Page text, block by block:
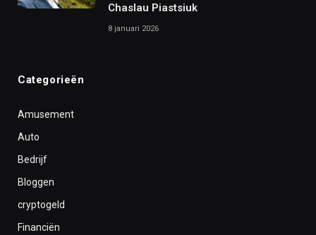
Chaslau Piastsiuk
8 januari 2026
Categorieën
Amusement
Auto
Bedrijf
Bloggen
cryptogeld
Financiën